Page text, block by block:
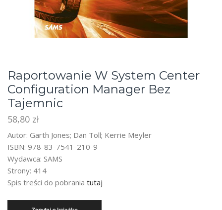
Raportowanie W System Center
Configuration Manager Bez
Tajemnic
58,80 zł
Autor: Garth Jones; Dan Toll; Kerrie Meyler
ISBN: 978-83-7541-210-9
Wydawca: SAMS
Strony: 414
Spis treści do pobrania tutaj